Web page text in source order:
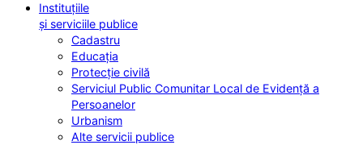
Instituțiile
și serviciile publice
Cadastru
Educația
Protecție civilă
Serviciul Public Comunitar Local de Evidență a
Persoanelor
Urbanism
Alte servicii publice